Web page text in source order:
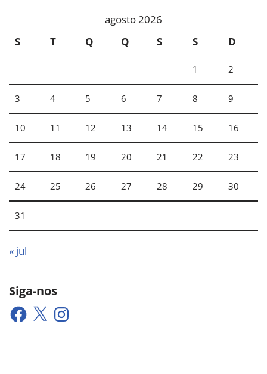
agosto 2026
S
T Q Q S S D
1 2
3 4 5 6 7 8 9
10 11 12 13 14 15 16
17 18 19 20 21 22 23
24 25 26 27 28 29 30
31
« jul
Siga-nos